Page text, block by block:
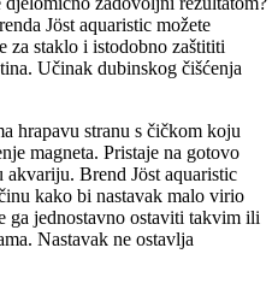
Jöst aquaristic možete
za staklo i istodobno zaštititi
Učinak dubinskog čišćenja
hrapavu stranu s čičkom koju
magneta. Pristaje na gotovo
akvariju. Brend Jöst aquaristic
kako bi nastavak malo virio
ga jednostavno ostaviti takvim ili
Nastavak ne ostavlja